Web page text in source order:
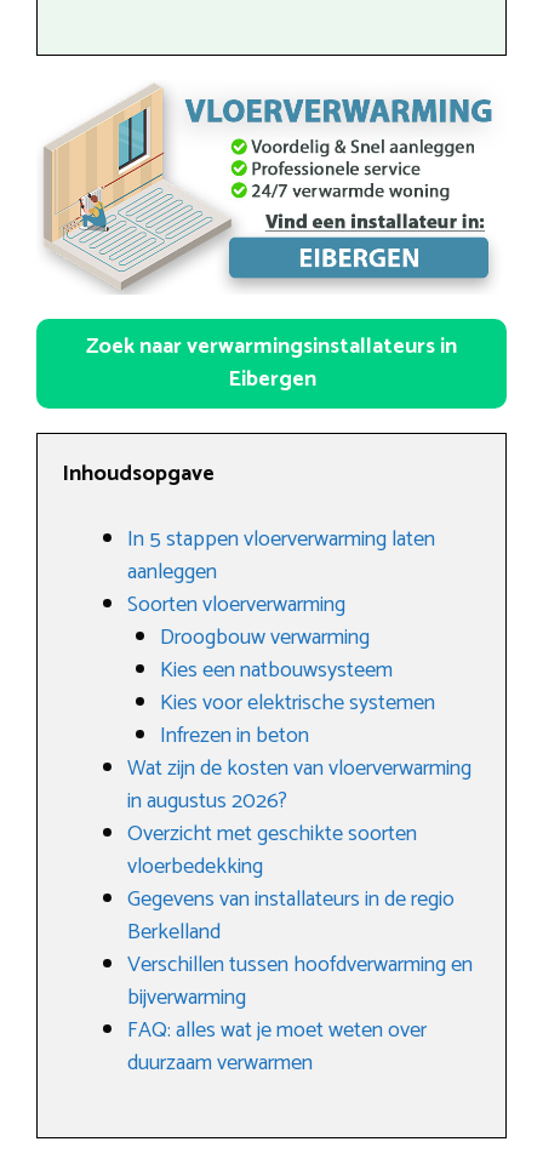
Zoek naar verwarmingsinstallateurs in
Eibergen
Inhoudsopgave
In 5 stappen vloerverwarming laten
aanleggen
Soorten vloerverwarming
Droogbouw verwarming
Kies een natbouwsysteem
Kies voor elektrische systemen
Infrezen in beton
Wat zijn de kosten van vloerverwarming
in augustus 2026?
Overzicht met geschikte soorten
vloerbedekking
Gegevens van installateurs in de regio
Berkelland
Verschillen tussen hoofdverwarming en
bijverwarming
FAQ: alles wat je moet weten over
duurzaam verwarmen